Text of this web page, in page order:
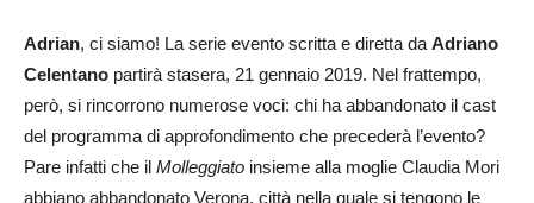
Adrian, ci siamo! La serie evento scritta e diretta da Adriano
Celentano partirà stasera, 21 gennaio 2019. Nel frattempo,
però, si rincorrono numerose voci: chi ha abbandonato il cast
del programma di approfondimento che precederà l’evento?
Pare infatti che il Molleggiato insieme alla moglie Claudia Mori
abbiano abbandonato Verona, città nella quale si tengono le